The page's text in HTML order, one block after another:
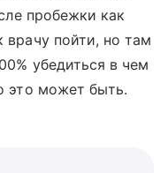
пробежки как
врачу пойти, но там
убедиться в чем
это может быть.